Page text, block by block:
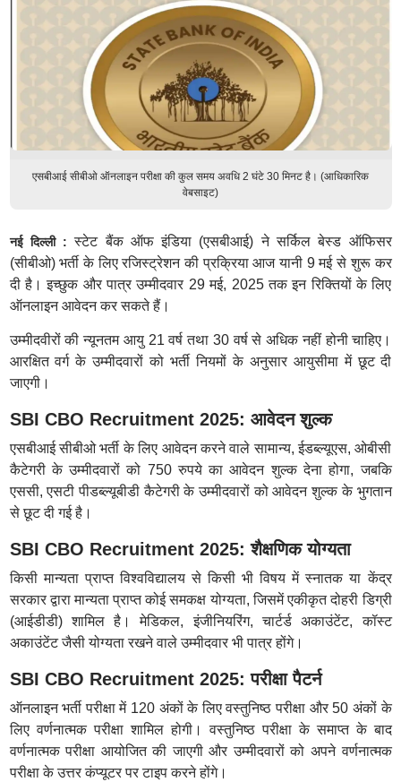
एसबीआई सीबीओ ऑनलाइन परीक्षा की कुल समय अवधि 2 घंटे 30 मिनट है। (आधिकारिक
वेबसाइट)
नई दिल्ली :स्टेट बैंक ऑफ इंडिया (एसबीआई) ने सर्किल बेस्ड ऑफिसर
(सीबीओ) भर्ती के लिए रजिस्ट्रेशन की प्रक्रिया आज यानी 9 मई से शुरू कर
दी है। इच्छुक और पात्र उम्मीदवार 29 मई, 2025 तक इन रिक्तियों के लिए
ऑनलाइन आवेदन कर सकते हैं।
उम्मीदवीरों की न्यूनतम आयु 21 वर्ष तथा 30 वर्ष से अधिक नहीं होनी चाहिए।
आरक्षित वर्ग के उम्मीदवारों को भर्ती नियमों के अनुसार आयुसीमा में छूट दी
जाएगी।
SBI CBO Recruitment 2025: आवेदन शुल्क
एसबीआई सीबीओ भर्ती के लिए आवेदन करने वाले सामान्य, ईडब्ल्यूएस, ओबीसी
कैटेगरी के उम्मीदवारों को 750 रुपये का आवेदन शुल्क देना होगा, जबकि
एससी, एसटी पीडब्ल्यूबीडी कैटेगरी के उम्मीदवारों को आवेदन शुल्क के भुगतान
से छूट दी गई है।
SBI CBO Recruitment 2025: शैक्षणिक योग्यता
किसी मान्यता प्राप्त विश्वविद्यालय से किसी भी विषय में स्नातक या केंद्र
सरकार द्वारा मान्यता प्राप्त कोई समकक्ष योग्यता, जिसमें एकीकृत दोहरी डिग्री
(आईडीडी) शामिल है। मेडिकल, इंजीनियरिंग, चार्टर्ड अकाउंटेंट, कॉस्ट
अकाउंटेंट जैसी योग्यता रखने वाले उम्मीदवार भी पात्र होंगे।
SBI CBO Recruitment 2025: परीक्षा पैटर्न
ऑनलाइन भर्ती परीक्षा में 120 अंकों के लिए वस्तुनिष्ठ परीक्षा और 50 अंकों के
लिए वर्णनात्मक परीक्षा शामिल होगी। वस्तुनिष्ठ परीक्षा के समाप्त के बाद
वर्णनात्मक परीक्षा आयोजित की जाएगी और उम्मीदवारों को अपने वर्णनात्मक
परीक्षा के उत्तर कंप्यूटर पर टाइप करने होंगे।